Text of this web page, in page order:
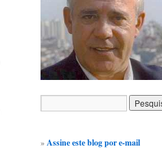
»Assine este blog por e-mail